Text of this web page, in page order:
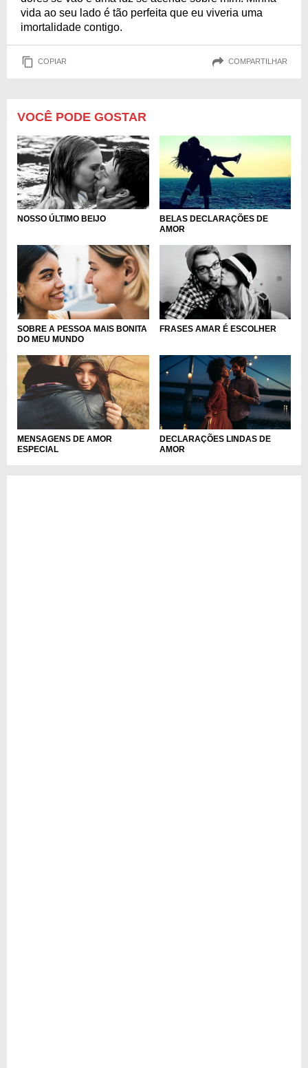
vida ao seu lado é tão perfeita que eu viveria uma
imortalidade contigo.
COPIAR COMPARTILHAR
VOCÊ PODE GOSTAR
NOSSO ÚLTIMO BEIJO
BELAS DECLARAÇÕES DE
AMOR
SOBRE A PESSOA MAIS BONITA
DO MEU MUNDO
FRASES AMAR É ESCOLHER
MENSAGENS DE AMOR
ESPECIAL
DECLARAÇÕES LINDAS DE
AMOR